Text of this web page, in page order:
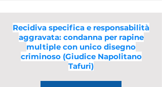
Recidiva specifica e responsabilità
aggravata: condanna per rapine
multiple con unico disegno
criminoso (Giudice Napolitano
Tafuri)